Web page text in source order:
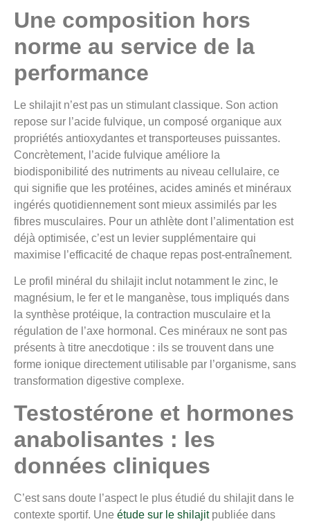
Une composition hors
norme au service de la
performance
Le shilajit n’est pas un stimulant classique. Son action
repose sur l’acide fulvique, un composé organique aux
propriétés antioxydantes et transporteuses puissantes.
Concrètement, l’acide fulvique améliore la
biodisponibilité des nutriments au niveau cellulaire, ce
qui signifie que les protéines, acides aminés et minéraux
ingérés quotidiennement sont mieux assimilés par les
fibres musculaires. Pour un athlète dont l’alimentation est
déjà optimisée, c’est un levier supplémentaire qui
maximise l’efficacité de chaque repas post-entraînement.
Le profil minéral du shilajit inclut notamment le zinc, le
magnésium, le fer et le manganèse, tous impliqués dans
la synthèse protéique, la contraction musculaire et la
régulation de l’axe hormonal. Ces minéraux ne sont pas
présents à titre anecdotique : ils se trouvent dans une
forme ionique directement utilisable par l’organisme, sans
transformation digestive complexe.
Testostérone et hormones
anabolisantes : les
données cliniques
C’est sans doute l’aspect le plus étudié du shilajit dans le
contexte sportif. Une étude sur le shilajitpubliée dans